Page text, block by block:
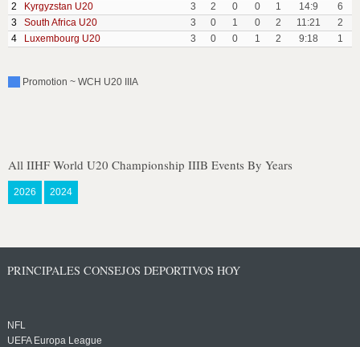
2
Kyrgyzstan U20 3 2 0 0 1 14:9
6
3
South Africa U20 3 0 1 0 2 11:21
2
4
Luxembourg U20 3 0 0 1 2 9:18 1
Promotion ~ WCH U20 IIIA
All IIHF World U20 Championship IIIB Events By Years
2026 2024
PRINCIPALES CONSEJOS DEPORTIVOS HOY
NFL
UEFA Europa League